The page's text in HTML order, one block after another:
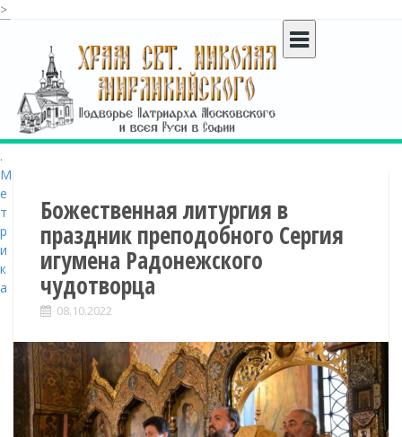
>
c
o
n
t
e
n
t
Божественная литургия в
праздник преподобного Сергия
игумена Радонежского
чудотворца
08.10.2022